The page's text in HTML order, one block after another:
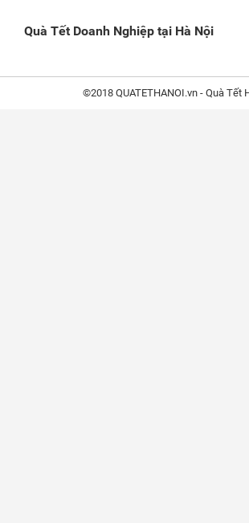
Quà Tết Doanh Nghiệp tại Hà Nội
©2018 QUATETHANOI.vn - Quà Tết